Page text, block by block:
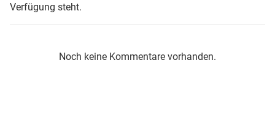
Verfügung steht.
Noch keine Kommentare vorhanden.